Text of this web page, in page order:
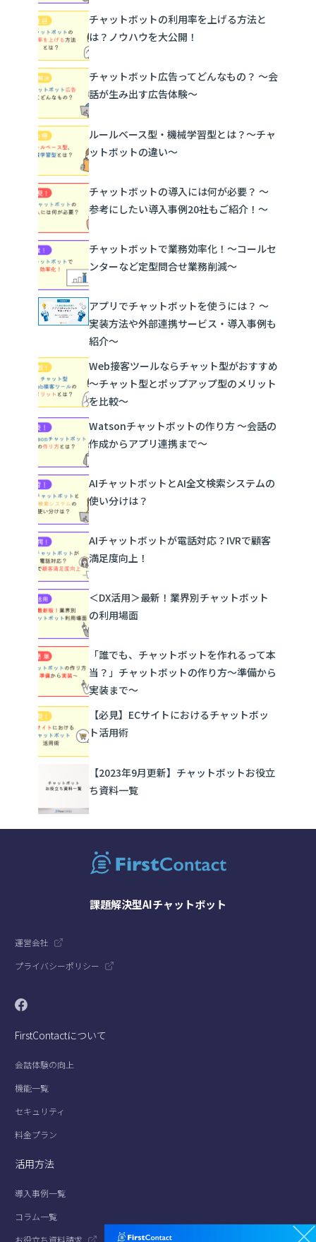
チャットボットの利用率を上げる方法と
は？ノウハウを大公開！
チャットボット広告ってどんなもの？ ～会
話が生み出す広告体験～
ルールベース型・機械学習型とは？～チャ
ットボットの違い～
チャットボットの導入には何が必要？ ～
参考にしたい導入事例20社もご紹介！～
チャットボットで業務効率化！〜コールセ
ンターなど定型問合せ業務削減～
アプリでチャットボットを使うには？ ～
実装方法や外部連携サービス・導入事例も
紹介～
Web接客ツールならチャット型がおすすめ
～チャット型とポップアップ型のメリット
を比較～
Watsonチャットボットの作り方 ～会話の
作成からアプリ連携まで～
AIチャットボットとAI全文検索システムの
使い分けは？
AIチャットボットが電話対応？IVRで顧客
満足度向上！
＜DX活用＞最新！業界別チャットボット
の利用場面
「誰でも、チャットボットを作れるって本
当？」チャットボットの作り方～準備から
実装まで～
【必見】ECサイトにおけるチャットボッ
ト活用術
【2023年9月更新】チャットボットお役立
ち資料一覧
課題解決型AIチャットボット
運営会社
プライバシーポリシー
FirstContactについて
会話体験の向上
機能一覧
セキュリティ
料金プラン
活用方法
導入事例一覧
コラム一覧